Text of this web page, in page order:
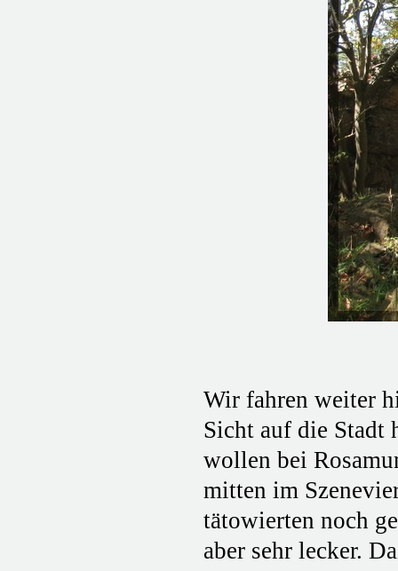
Wir fahren weiter
Sicht auf die Stadt
wollen bei
mitten im
tätowierten noch
aber sehr lecker.